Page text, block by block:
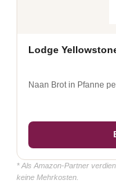
Lodge
Naan Brot in Pfanne
* Als Amazon-Partner
keine Mehrkosten.